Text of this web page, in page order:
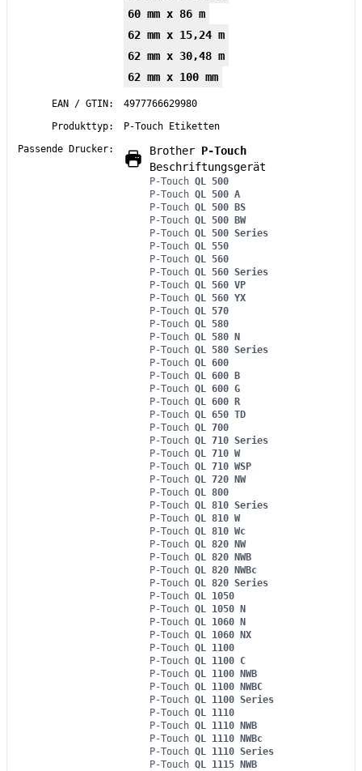
60 mm x 86 m
62 mm x 15,24 m
62 mm x 30,48 m
62 mm x 100 mm
EAN / GTIN:
4977766629980
Produkttyp:
P-Touch Etiketten
Passende Drucker:
Brother P-Touch
Beschriftungsgerät
P-Touch QL 500
P-Touch QL 500 A
P-Touch QL 500 BS
P-Touch QL 500 BW
P-Touch QL 500 Series
P-Touch QL 550
P-Touch QL 560
P-Touch QL 560 Series
P-Touch QL 560 VP
P-Touch QL 560 YX
P-Touch QL 570
P-Touch QL 580
P-Touch QL 580 N
P-Touch QL 580 Series
P-Touch QL 600
P-Touch QL 600 B
P-Touch QL 600 G
P-Touch QL 600 R
P-Touch QL 650 TD
P-Touch QL 700
P-Touch QL 710 Series
P-Touch QL 710 W
P-Touch QL 710 WSP
P-Touch QL 720 NW
P-Touch QL 800
P-Touch QL 810 Series
P-Touch QL 810 W
P-Touch QL 810 Wc
P-Touch QL 820 NW
P-Touch QL 820 NWB
P-Touch QL 820 NWBc
P-Touch QL 820 Series
P-Touch QL 1050
P-Touch QL 1050 N
P-Touch QL 1060 N
P-Touch QL 1060 NX
P-Touch QL 1100
P-Touch QL 1100 C
P-Touch QL 1100 NWB
P-Touch QL 1100 NWBC
P-Touch QL 1100 Series
P-Touch QL 1110
P-Touch QL 1110 NWB
P-Touch QL 1110 NWBc
P-Touch QL 1110 Series
P-Touch QL 1115 NWB